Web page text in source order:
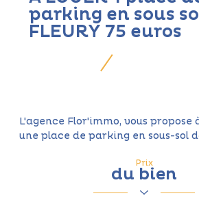
parking en sous
FLEURY 75 euros
L'agence Flor'immo, vous
une place de parking en sous-sol
Prix
du bien